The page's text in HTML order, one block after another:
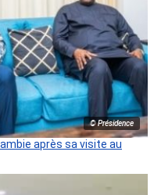
© Présidence
après sa visite au